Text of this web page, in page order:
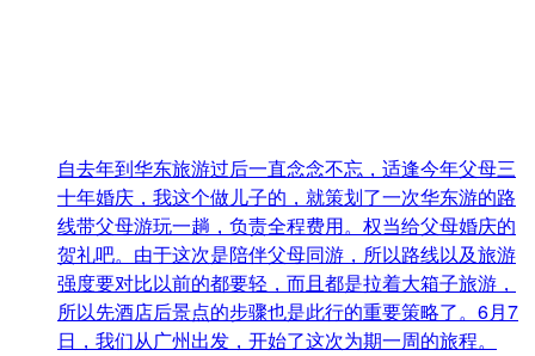
自去年到华东旅游过后一直念念不忘，适逢今年父母三
十年婚庆，我这个做儿子的，就策划了一次华东游的路
线带父母游玩一趟，负责全程费用。权当给父母婚庆的
贺礼吧。由于这次是陪伴父母同游，所以路线以及旅游
强度要对比以前的都要轻，而且都是拉着大箱子旅游，
所以先酒店后景点的步骤也是此行的重要策略了。6月7
日，我们从广州出发，开始了这次为期一周的旅程。